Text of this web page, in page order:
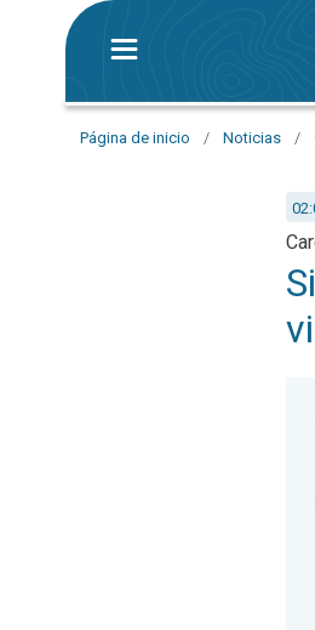
Página de inicio / Noticias /